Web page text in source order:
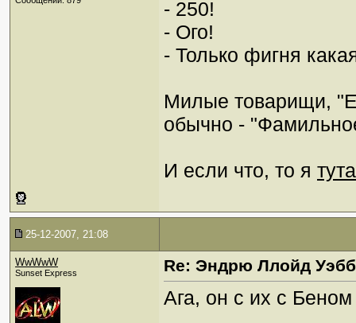
- 250!
- Ого!
- Только фигня
Милые товарищи,
обычно -
И если что, то я тута
25-12-2007, 21:08
WwWwW
Sunset Express Re: Эндрю Ллойд
Ага, он с их с